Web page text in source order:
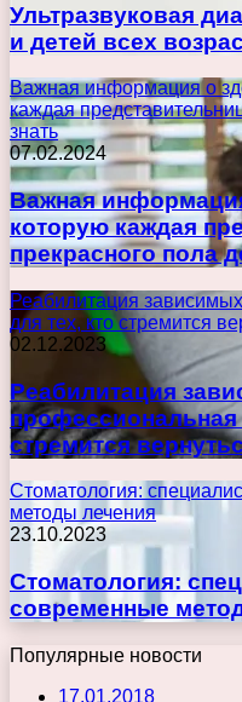
Ультразвуковая
и детей всех
Важная информация о
каждая
знать
07.02.2024
Важная
которую каждая
прекрасного пола
Реабилитация
для тех, кто стремится
02.12.2023
Реабилитация
стремится
Стоматология:
методы лечения
23.10.2023
Стоматология:
современные
Популярные новости
17.01.2018